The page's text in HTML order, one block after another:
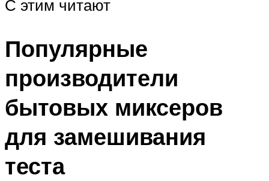
С этим читают
Популярные
производители
бытовых миксеров
для замешивания
теста